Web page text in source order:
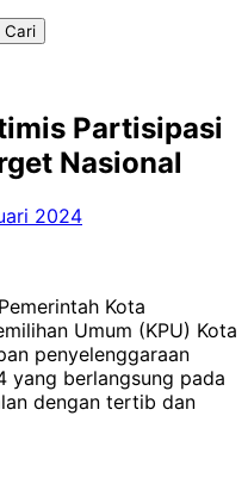
Partisipasi
Nasional
2024
Kota
Umum (KPU) Kota
penyelenggaraan
yang berlangsung pada
dengan tertib dan